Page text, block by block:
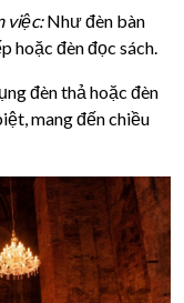
việc:Như đèn bàn
hoặc đèn đọc sách.
đèn thả hoặc đèn
mang đến chiều